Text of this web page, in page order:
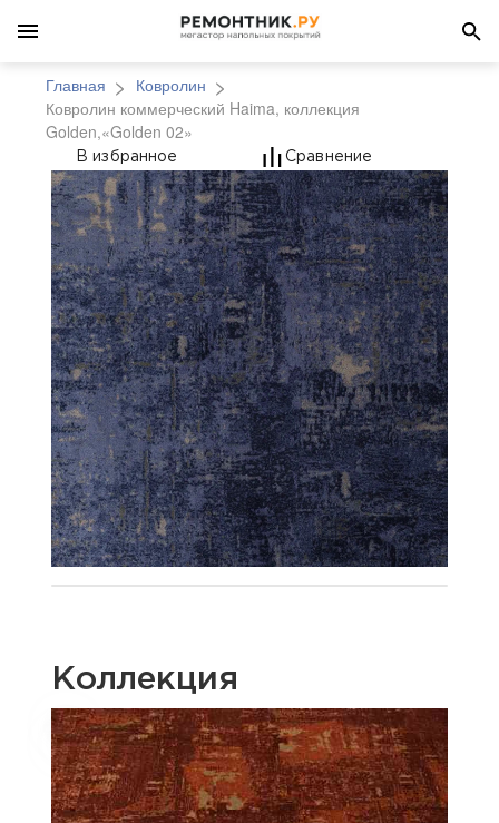
Главная
Ковролин
Ковролин коммерческий Haima, коллекция
Golden,«Golden 02»
Ковролин
В избранное Сравнение
Коллекция